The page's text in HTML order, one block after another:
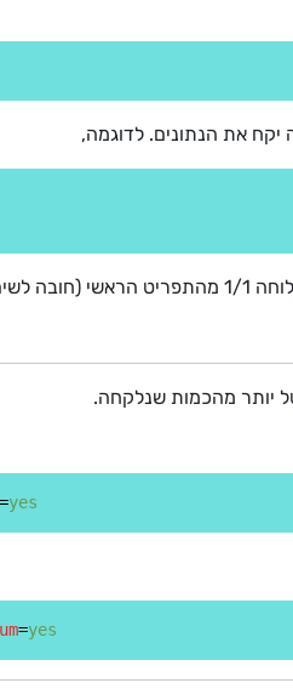
את הנתונים. לדוגמה,
יותר מהכמות שנלקחה.
=yes
=yes